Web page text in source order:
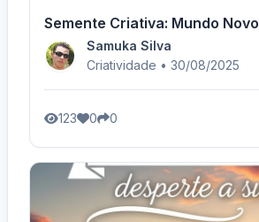
Semente Criativa: Mundo Novo
Samuka Silva
Criatividade • 30/08/2025
123 0 0